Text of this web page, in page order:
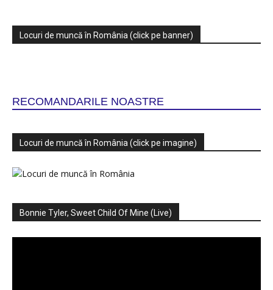
Locuri de muncă în România (click pe banner)
RECOMANDARILE NOASTRE
Locuri de muncă în România (click pe imagine)
Bonnie Tyler, Sweet Child Of Mine (Live)